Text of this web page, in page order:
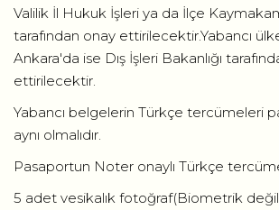
Valilik İl Hukuk İşleri ya da İlçe
tarafından onay ettirilecektir.Yabancı
Ankara'da ise Dış İşleri Bakanlığı
ettirilecektir.
Yabancı belgelerin Türkçe tercümeleri
aynı olmalıdır.
Pasaportun Noter onaylı Türkçe
5 adet vesikalık fotoğraf(Biometrik